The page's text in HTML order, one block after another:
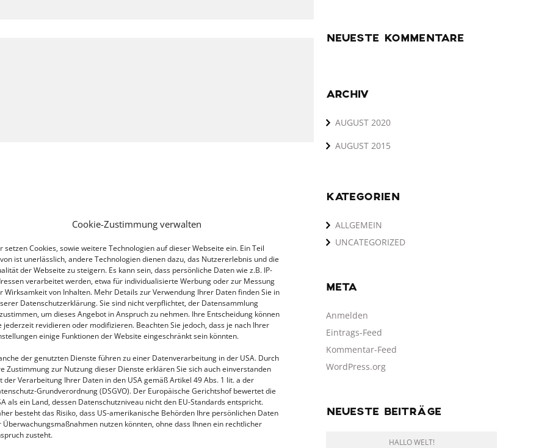
Cookie-Zustimmung verwalten
setzen Cookies, sowie weitere Technologien auf dieser Webseite ein. Ein Teil
ist unerlässlich, andere Technologien dienen dazu, das Nutzererlebnis und die
der Webseite zu steigern. Es kann sein, dass persönliche Daten wie z.B. IP-
verarbeitet werden, etwa für individualisierte Werbung oder zur Messung
Wirksamkeit von Inhalten. Mehr Details zur Verwendung Ihrer Daten finden Sie in
Datenschutzerklärung. Sie sind nicht verpflichtet, der Datensammlung
um dieses Angebot in Anspruch zu nehmen. Ihre Entscheidung können
jederzeit revidieren oder modifizieren. Beachten Sie jedoch, dass je nach Ihrer
einige Funktionen der Website eingeschränkt sein könnten.
der genutzten Dienste führen zu einer Datenverarbeitung in der USA. Durch
Zustimmung zur Nutzung dieser Dienste erklären Sie sich auch einverstanden
der Verarbeitung Ihrer Daten in den USA gemäß Artikel 49 Abs. 1 lit. a der
Grundverordnung (DSGVO). Der Europäische Gerichtshof bewertet die
als ein Land, dessen Datenschutzniveau nicht den EU-Standards entspricht.
besteht das Risiko, dass US-amerikanische Behörden Ihre persönlichen Daten
Überwachungsmaßnahmen nutzen könnten, ohne dass Ihnen ein rechtlicher
zusteht.
NEUESTE KOMMENTARE
ARCHIV
AUGUST 2020
AUGUST 2015
KATEGORIEN
ALLGEMEIN
UNCATEGORIZED
META
Anmelden
Eintrags-Feed
Kommentar-Feed
WordPress.org
NEUESTE BEITRÄGE
HALLO WELT!